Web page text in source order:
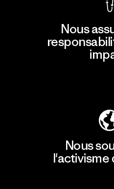
Nous
Nous
l'activisme